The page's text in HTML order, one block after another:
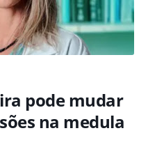
pode mudar
na medula